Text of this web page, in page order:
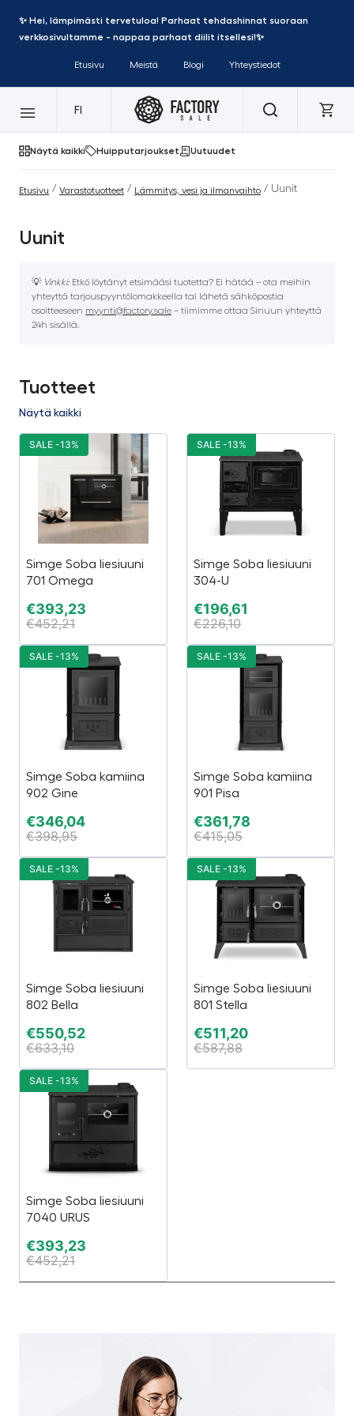
✨ Hei, lämpimästi tervetuloa! Parhaat tehdashinnat suoraan
verkkosivultamme - nappaa parhaat diilit itsellesi!✨
Etusivu Meistä Blogi Yhteystiedot
FI
Näytä kaikki Huipputarjoukset Uutuudet
Etusivu / Varastotuotteet / Lämmitys, vesi ja ilmanvaihto / Uunit
Uunit
💡 Vinkki: Etkö löytänyt etsimääsi tuotetta? Ei hätää – ota meihin
yhteyttä tarjouspyyntölomakkeella tai lähetä sähköpostia
osoitteeseen myynti@factory.sale – tiimimme ottaa Sinuun yhteyttä
24h sisällä.
Tuotteet
Näytä kaikki
Simge Soba liesiuuni
701 Omega
€393,23
€452,21
SALE -13%
Simge Soba liesiuuni
304-U
€196,61
€226,10
SALE -13%
Simge Soba kamiina
902 Gine
€346,04
€398,95
SALE -13%
Simge Soba kamiina
901 Pisa
€361,78
€415,05
SALE -13%
Simge Soba liesiuuni
802 Bella
€550,52
€633,10
SALE -13%
Simge Soba liesiuuni
801 Stella
€511,20
€587,88
SALE -13%
Simge Soba liesiuuni
7040 URUS
€393,23
€452,21
SALE -13%